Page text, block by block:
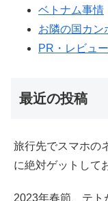
ベトナム事情
お隣の国カン
PR・レビュー
最近の投稿
旅行先でスマホの
に絶対ゲットして
2023年春節、テト